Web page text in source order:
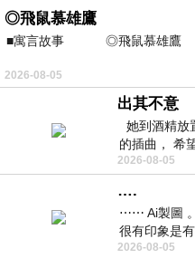
◎飛鼠慕雄鷹
■寓言故事 ◎飛鼠慕雄鷹
⊕潘文良
林的底層，住著一隻小飛鼠
2026-08-05
出其不意
她到酒精放
的插曲， 希
著阿弟丟拉基
2026-08-05
….
⋯⋯ Ai製圖
很有印象是
桑椹汁。 現
2026-08-05